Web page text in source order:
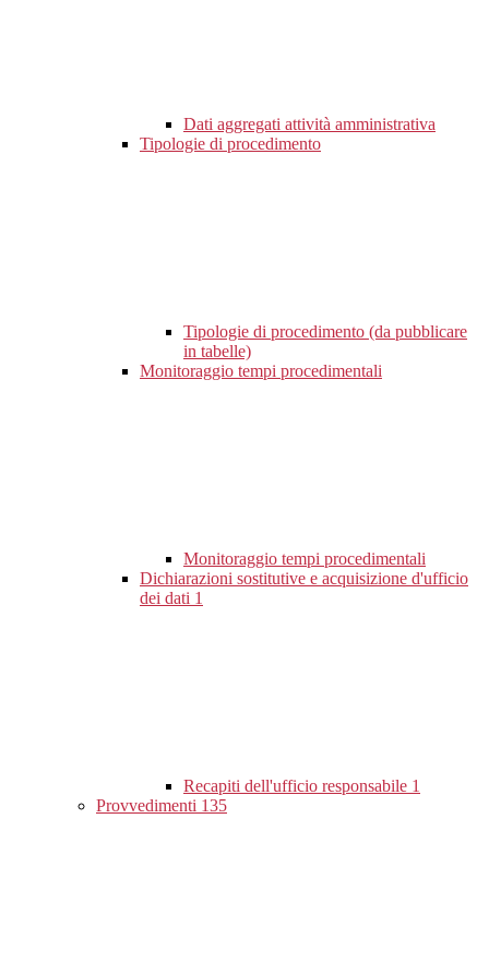
Dati aggregati attività amministrativa
Tipologie di procedimento
Tipologie di procedimento (da pubblicare
in tabelle)
Monitoraggio tempi procedimentali
Monitoraggio tempi procedimentali
Dichiarazioni sostitutive e acquisizione d'ufficio
dei dati 1
Recapiti dell'ufficio responsabile 1
Provvedimenti 135